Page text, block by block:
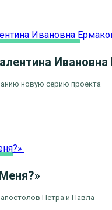
Ивановна
новую серию проекта
Петра и Павла